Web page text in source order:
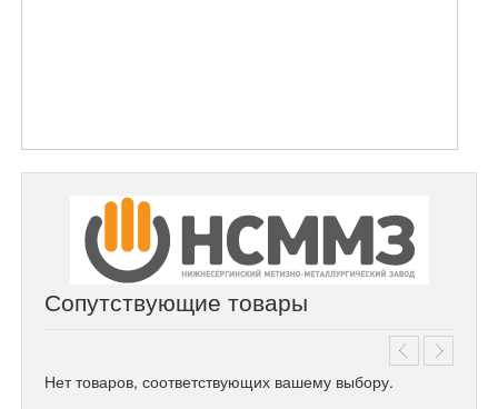
Сопутствующие товары
Нет товаров, соответствующих вашему выбору.